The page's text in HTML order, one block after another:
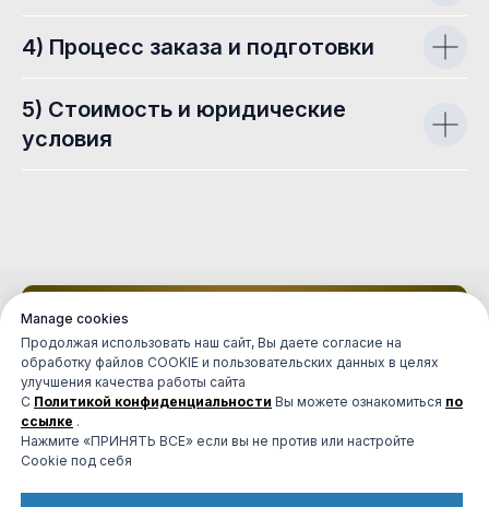
4) Процесс заказа и подготовки
5) Стоимость и юридические
условия
Сообщите о своем желании
Напишите о своем желании
Manage cookies
Продолжая использовать наш сайт, Вы даете согласие на
обработку файлов COOKIE и пользовательских данных в целях
улучшения качества работы сайта
С Политикой конфиденциальности Вы можете ознакомиться по
ссылке .
Нажмите «ПРИНЯТЬ ВСЕ» если вы не против или настройте
Cookie под себя